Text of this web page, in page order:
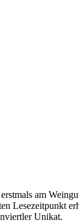
am
Lesezeitpunkt
Unikat.